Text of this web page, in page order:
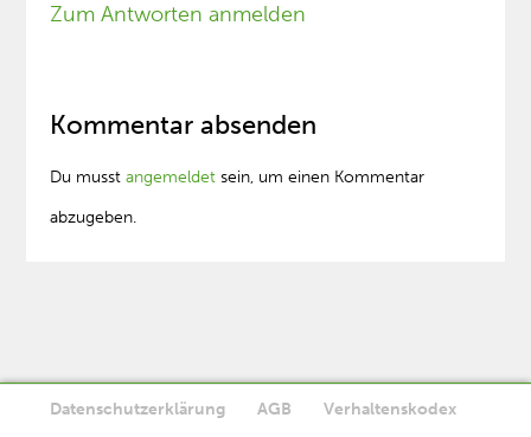
Zum Antworten anmelden
Kommentar absenden
Du musstangemeldet sein, um einen Kommentar
abzugeben.
Datenschutzerklärung AGB
Verhaltenskodex